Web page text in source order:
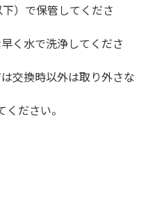
）で保管してくださ
く水で洗浄してくださ
交換時以外は取り外さな
ださい。